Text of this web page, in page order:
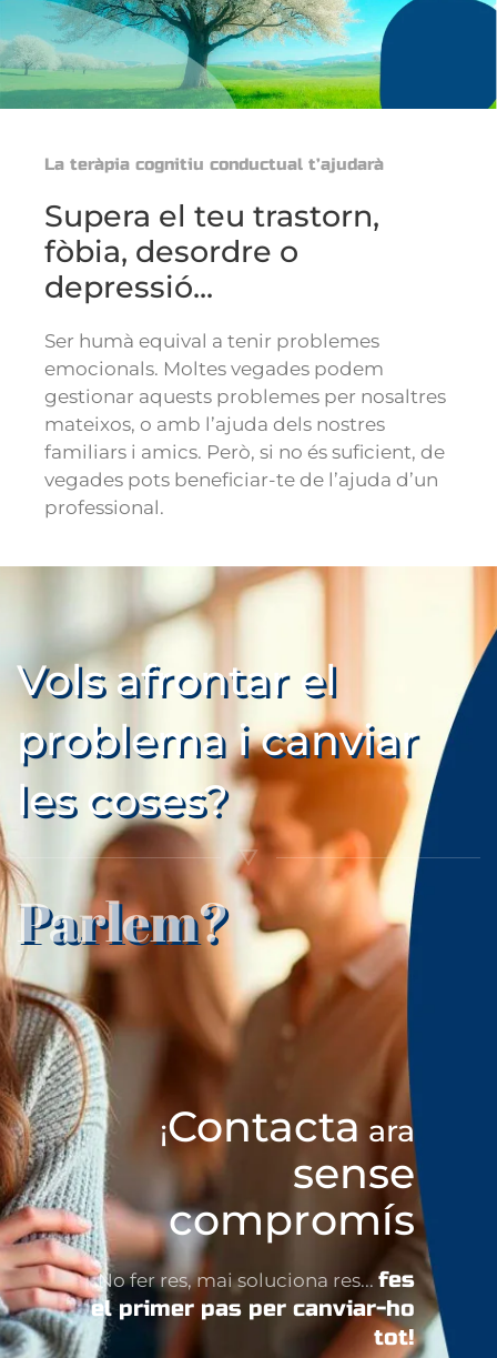
La teràpia cognitiu conductual t’ajudarà
Supera el teu trastorn,
fòbia, desordre o
depressió...
Ser humà equival a tenir problemes
emocionals. Moltes vegades podem
gestionar aquests problemes per nosaltres
mateixos, o amb l’ajuda dels nostres
familiars i amics. Però, si no és suficient, de
vegades pots beneficiar-te de l’ajuda d’un
professional.
Vols afrontar el
problema i canviar
les coses?
Parlem?
¡Contacta ara
sense
compromís
No fer res, mai soluciona res... fes
el primer pas per canviar-ho
tot!